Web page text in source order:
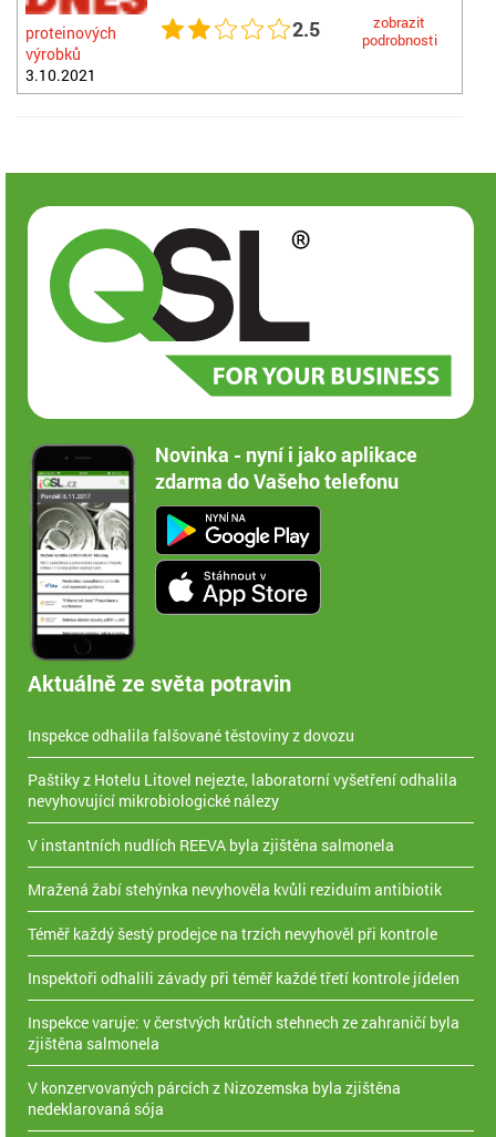
proteinových
výrobků
3.10.2021
2.5
zobrazit
podrobnosti
Novinka - nyní i jako aplikace
zdarma do Vašeho telefonu
Aktuálně ze světa potravin
Inspekce odhalila falšované těstoviny z dovozu
Paštiky z Hotelu Litovel nejezte, laboratorní vyšetření odhalila
nevyhovující mikrobiologické nálezy
V instantních nudlích REEVA byla zjištěna salmonela
Mražená žabí stehýnka nevyhověla kvůli reziduím antibiotik
Téměř každý šestý prodejce na trzích nevyhověl při kontrole
Inspektoři odhalili závady při téměř každé třetí kontrole jídelen
Inspekce varuje: v čerstvých krůtích stehnech ze zahraničí byla
zjištěna salmonela
V konzervovaných párcích z Nizozemska byla zjištěna
nedeklarovaná sója